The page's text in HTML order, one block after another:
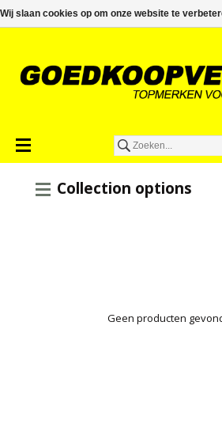
Collection options
Geen producten
Wij slaan cookies op om onze website te